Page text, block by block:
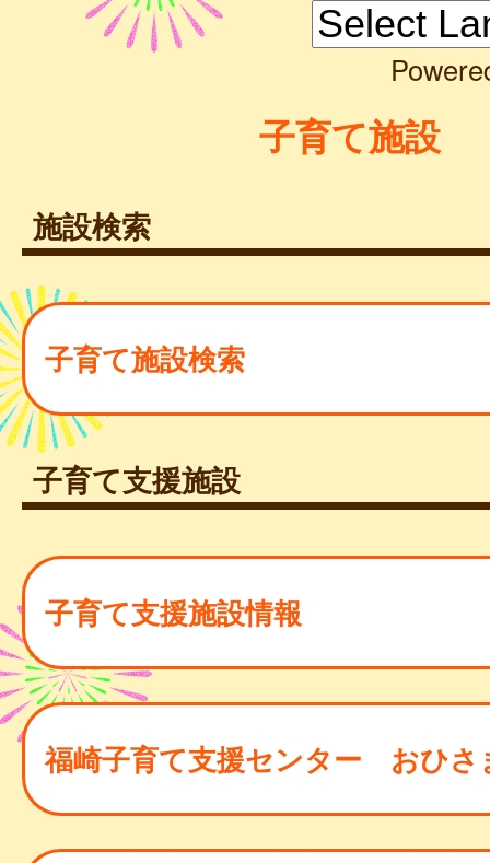
子育て施設
施設検索
子育て施設検索
子育て支援施設
子育て支援施設情報
福崎子育て支援センター おひさ